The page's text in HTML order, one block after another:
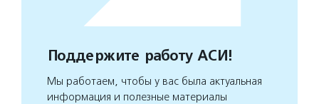
Поддержите работу АСИ!
Мы работаем, чтобы у вас была актуальная
информация и полезные материалы